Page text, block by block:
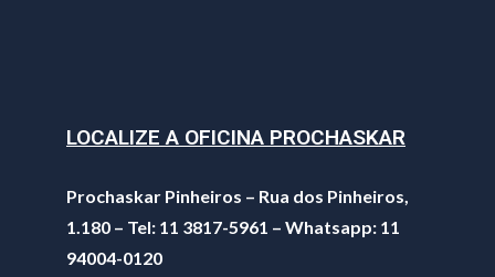
LOCALIZE A OFICINA PROCHASKAR
Prochaskar Pinheiros – Rua dos Pinheiros,
1.180 – Tel: 11 3817-5961 – Whatsapp: 11
94004-0120